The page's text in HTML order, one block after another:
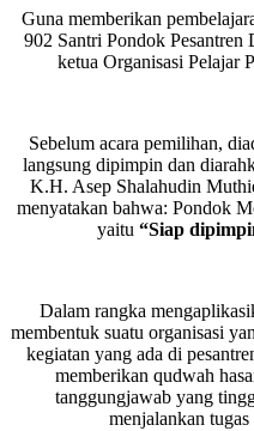
Guna memberikan
902 Santri Pondok
ketua Organisasi Pelajar
Sebelum acara pemilihan,
langsung dipimpin dan
K.H. Asep Shalahudin
menyatakan bahwa: Pondok
yaitu “Siap
Dalam rangka
membentuk suatu organisasi
kegiatan yang ada di
memberikan qudwah
tanggungjawab yang
menjalankan